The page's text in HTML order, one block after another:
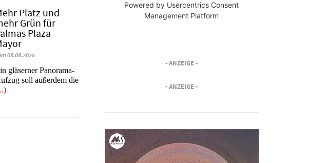
Platz und
Grün für
Plaza
08.08.2026
gläserner Panorama-
soll außerdem die
Powered by Usercentrics Consent
Management Platform
- ANZEIGE -
- ANZEIGE -